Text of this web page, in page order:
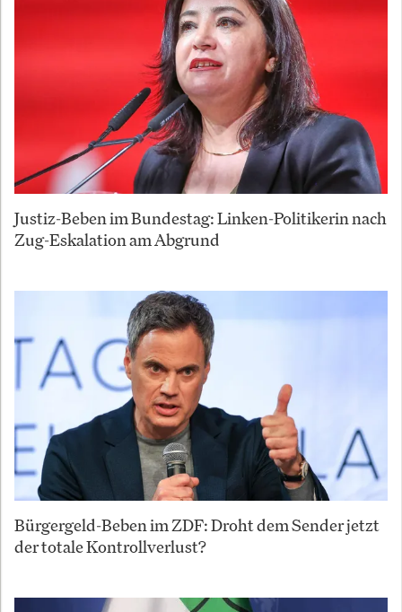
Justiz-Beben im Bundestag: Linken-Politikerin nach
Zug-Eskalation am Abgrund
Bürgergeld-Beben im ZDF: Droht dem Sender jetzt
der totale Kontrollverlust?